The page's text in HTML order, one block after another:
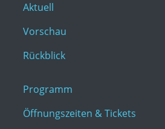
Aktuell
Vorschau
Rückblick
Programm
Öffnungszeiten & Tickets